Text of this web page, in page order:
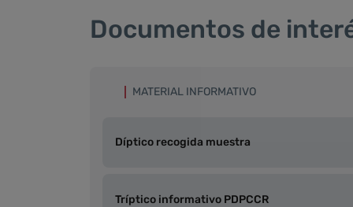
Documentos de
MATERIAL INFORMATIVO
Díptico recogida muestra
Tríptico informativo PDPCCR